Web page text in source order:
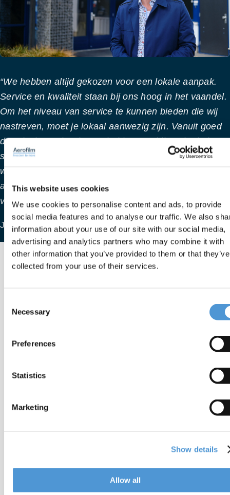
This website uses cookies
We use cookies to personalise content and ads, to provide
social media features and to analyse our traffic. We also
information about your use of our site with our social media,
advertising and analytics partners who may combine it with
other information that you’ve provided to them or that they’ve
collected from your use of their services.
Selection
Necessary
Preferences
Statistics
Marketing
Show details
Allow all
“We hebben altijd gekozen voor een lokale aanpak.
Service en kwaliteit staan bij ons hoog in het vaandel.
Om het niveau van service te kunnen bieden die wij
nastreven, moet je lokaal aanwezig zijn. Vanuit goed
doordachte oplossingen, hebben we bij veel relaties
significante verbeteringen in het productie proces
weten te realiseren. Dat we met veel van onze klanten
al zo lang een relatie hebben is voor ons het bewijs
van ons succes!”
Jacco Driessen – Algemeen directeur